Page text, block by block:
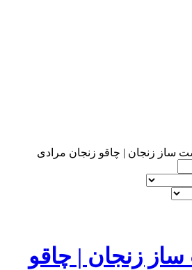
| چاقو زنجان مرادی
زنجان | چاقو